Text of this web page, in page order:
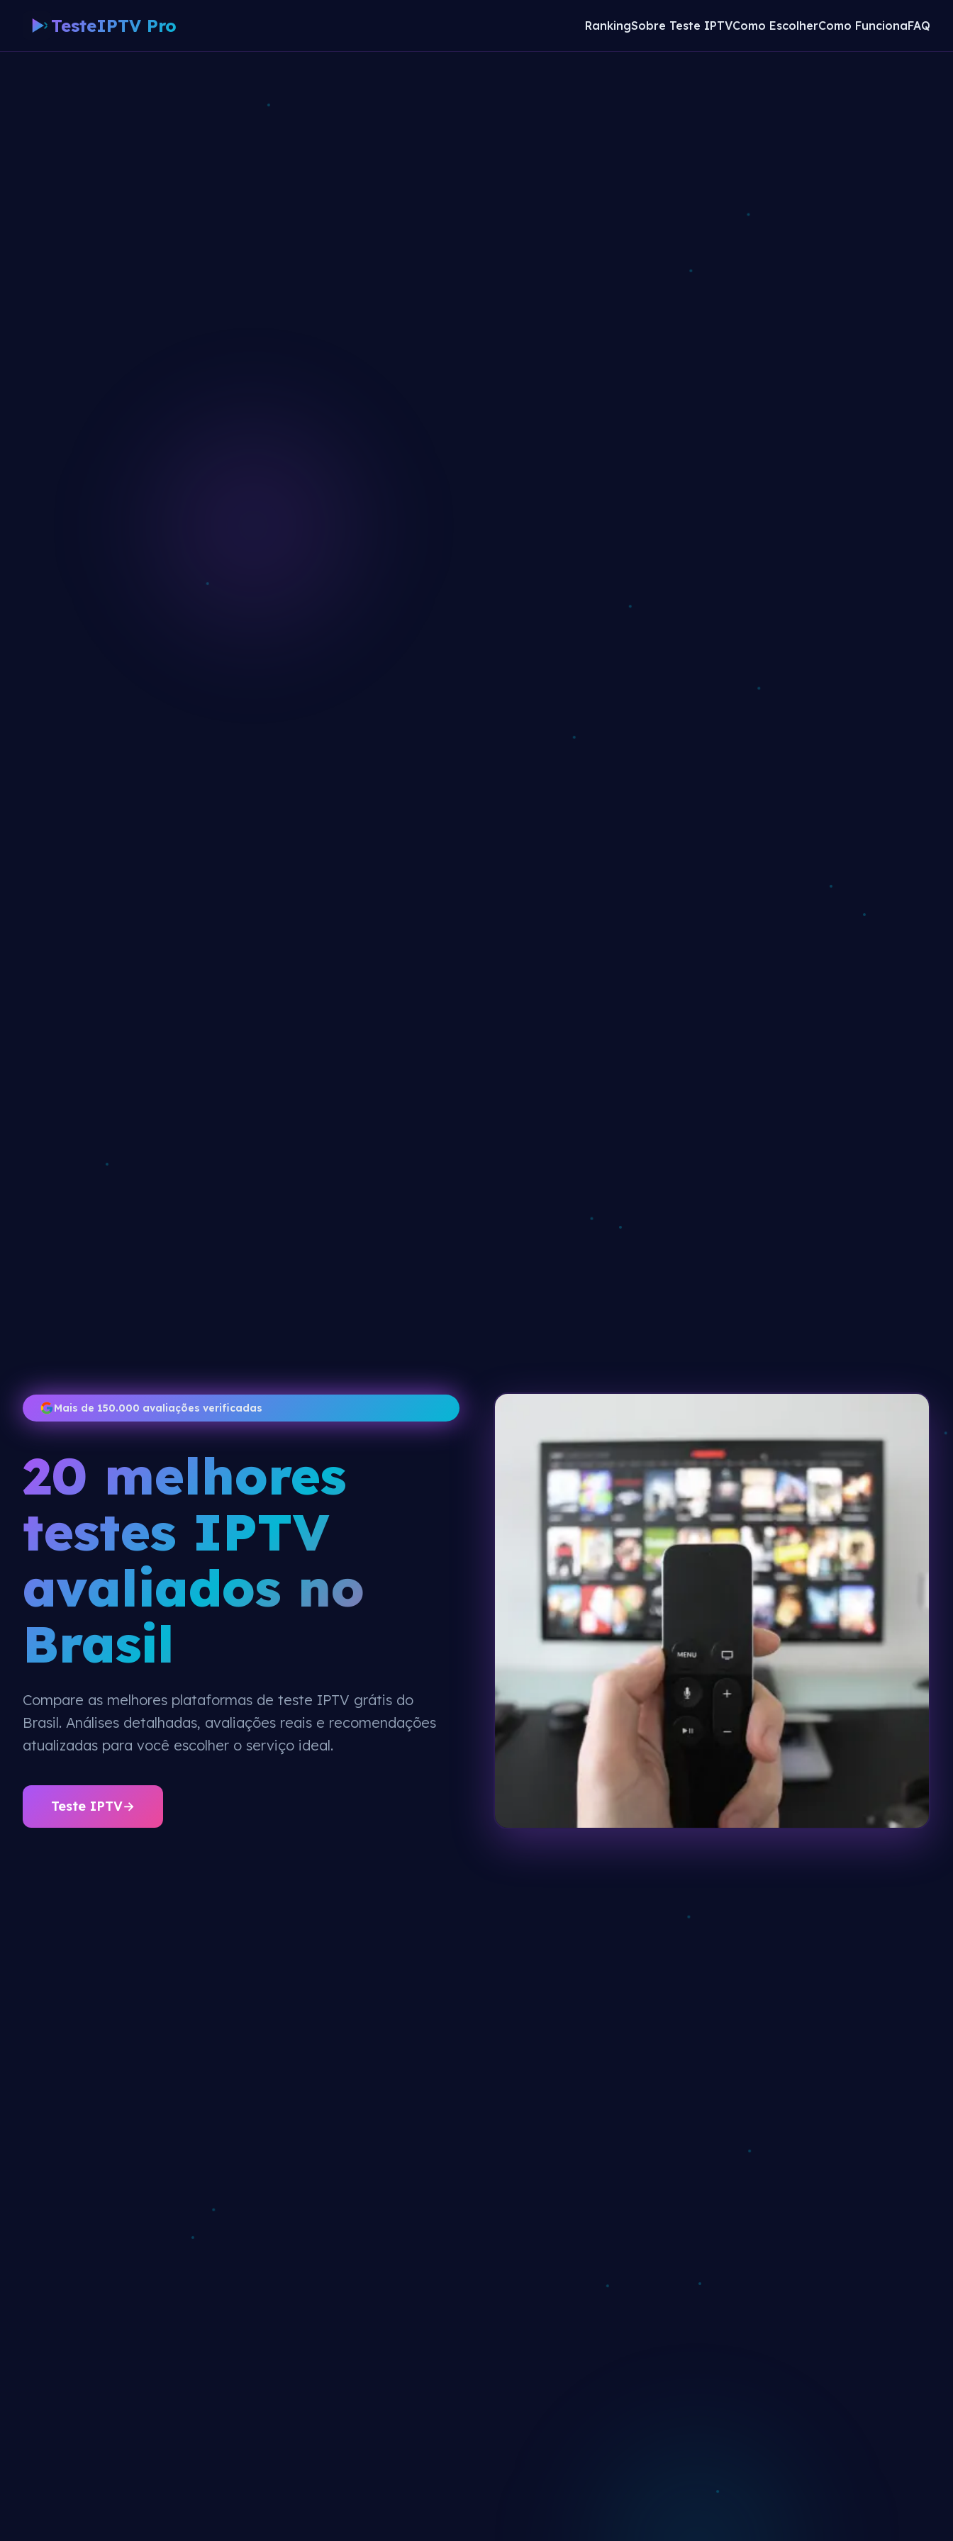
TesteIPTV Pro RankingSobre Teste IPTVComo EscolherComo FuncionaFAQ
Mais de 150.000 avaliações verificadas
20 melhores
testes IPTV
avaliados no
Brasil
Compare as melhores plataformas de teste IPTV grátis do
Brasil. Análises detalhadas, avaliações reais e recomendações
atualizadas para você escolher o serviço ideal.
Teste IPTV→